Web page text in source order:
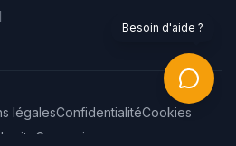
légalesConfidentialitéCookies
site
Connexion
Besoin d'aide ?